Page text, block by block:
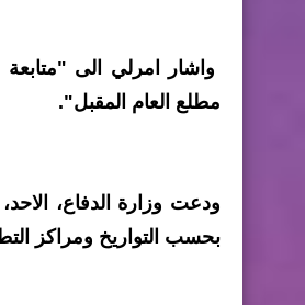
واشار امرلي الى
مطلع العام المقبل".
بحسب التواريخ ومراكز